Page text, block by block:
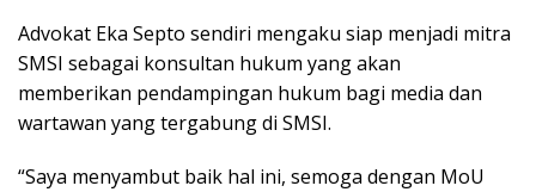
Advokat Eka Septo sendiri mengaku siap menjadi mitra
SMSI sebagai konsultan hukum yang akan
memberikan pendampingan hukum bagi media dan
wartawan yang tergabung di SMSI.
“Saya menyambut baik hal ini, semoga dengan MoU